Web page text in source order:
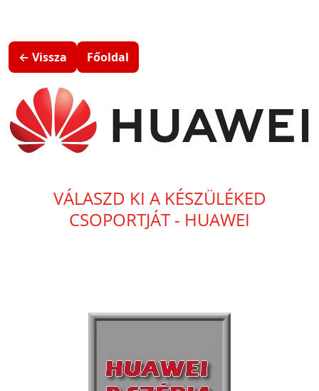
← Vissza Főoldal
VÁLASZD KI A KÉSZÜLÉKED
CSOPORTJÁT - HUAWEI